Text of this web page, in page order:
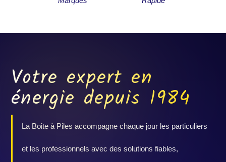
Votre expert en
énergie depuis 1984
La Boite à Piles accompagne chaque jour les particuliers
et les professionnels avec des solutions fiables,